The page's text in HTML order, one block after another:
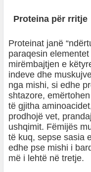
Proteina për rritje
Proteinat janë
paraqesin
mirëmbajtjen e
indeve dhe
nga mishi, si edhe
shtazore,
të gjitha
prodhojë vet,
ushqimit. Fëmijës
të kuq, sepse sasia
edhe pse mishi i
më i lehtë në tretje.